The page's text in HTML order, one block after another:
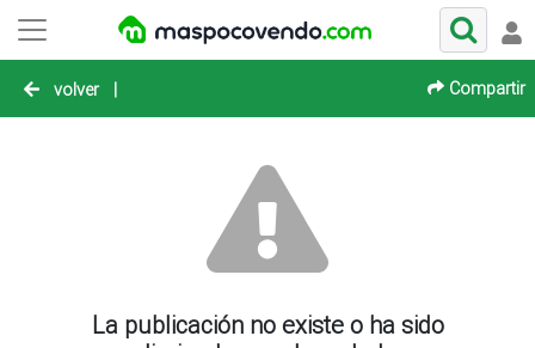
volver | Compartir
La publicación no existe o ha sido